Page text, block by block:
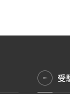
受